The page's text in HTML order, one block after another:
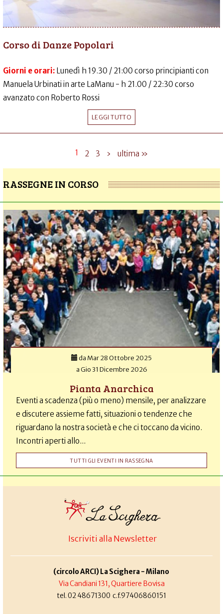
Corso di Danze Popolari
Giorni e orari: Lunedì h 19.30 / 21:00 corso principianti con
Manuela Urbinati in arte LaManu - h 21.00 / 22:30 corso
avanzato con Roberto Rossi
LEGGI TUTTO
1 2 3 › ultima »
RASSEGNE IN CORSO
da Mar 28 Ottobre 2025
aGio 31 Dicembre 2026
Pianta Anarchica
Eventi a scadenza (più o meno) mensile, per analizzare
e discutere assieme fatti, situazioni o tendenze che
riguardano la nostra società e che ci toccano da vicino.
Incontri aperti allo...
TUTTI GLI EVENTI IN RASSEGNA
Iscriviti alla Newsletter
(circolo ARCI) La Scighera - Milano
Via Candiani 131, Quartiere Bovisa
tel. 02 48671300 c.f.97406860151